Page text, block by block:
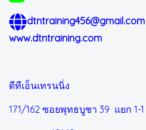
dtntraining456@gmail.com
www.dtntraining.com
ดีทีเอ็นเทรนนิ่ง
171/162 ซอยพุทธบูชา 39 แยก 1-1